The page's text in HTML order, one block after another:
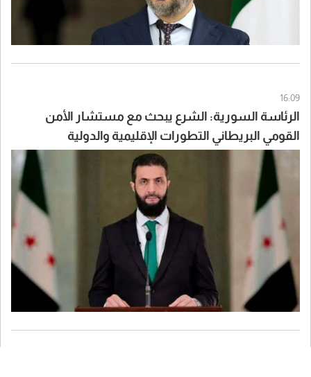
16:09
الرئاسة السورية: الشرع يبحث مع مستشار الأمن
القومي البريطاني التطورات الإقليمية والدولية